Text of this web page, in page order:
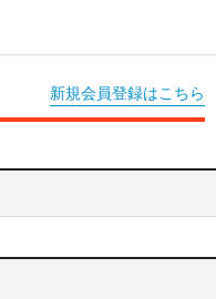
新規会員登録はこちら